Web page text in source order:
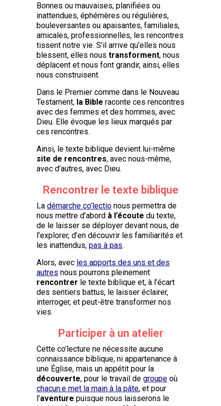
Bonnes ou mauvaises, planifiées ou
inattendues, éphémères ou régulières,
bouleversantes ou apaisantes, familiales,
amicales, professionnelles, les rencontres
tissent notre vie. S’il arrive qu’elles nous
blessent, elles nous transforment, nous
déplacent et nous font grandir, ainsi, elles
nous construisent.
Dans le Premier comme dans le Nouveau
Testament, la Bible raconte ces rencontres
avec des femmes et des hommes, avec
Dieu. Elle évoque les lieux marqués par
ces rencontres.
Ainsi, le texte biblique devient lui-même
site de rencontres, avec nous-même,
avec d’autres, avec Dieu.
Rencontrer le texte biblique
La démarche co’lectio nous permettra de
nous mettre d’abord à l’écoute du texte,
de le laisser se déployer devant nous, de
l’explorer, d’en découvrir les familiarités et
les inattendus, pas à pas.
Alors, avec les apports des uns et des
autres nous pourrons pleinement
rencontrer le texte biblique et, à l’écart
des sentiers battus, le laisser éclairer,
interroger, et peut-être transformer nos
vies.
Participer à un atelier
Cette co’lecture ne nécessite aucune
connaissance biblique, ni appartenance à
une Église, mais un appétit pour la
découverte, pour le travail de groupe où
chacun.e met la main à la pâte, et pour
l’aventure puisque nous laisserons le